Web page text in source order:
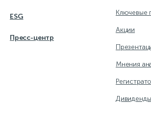
ESG
Пресс-центр
Ключевые
Акции
Мнения
Дивиденды